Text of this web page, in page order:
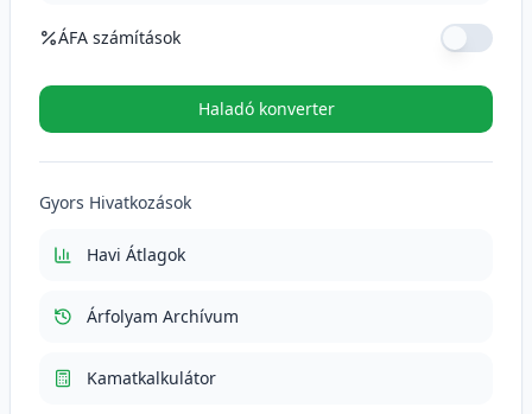
ÁFA számítások
ÁFA kulcs (%)
ÁFA (21%)
Total cu TVA
Haladó konverter
Gyors Hivatkozások
Havi Átlagok
Árfolyam Archívum
Kamatkalkulátor